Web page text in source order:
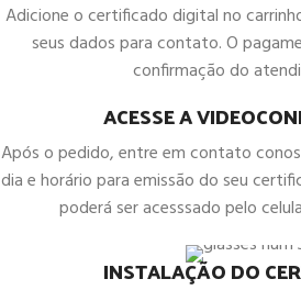
Adicione o certificado digital no
seus dados para contato. O
confirmação do
ACESSE A
Após o pedido, entre em contato
dia e horário para emissão do seu
poderá ser acesssado pelo
INSTALAÇÃO DO